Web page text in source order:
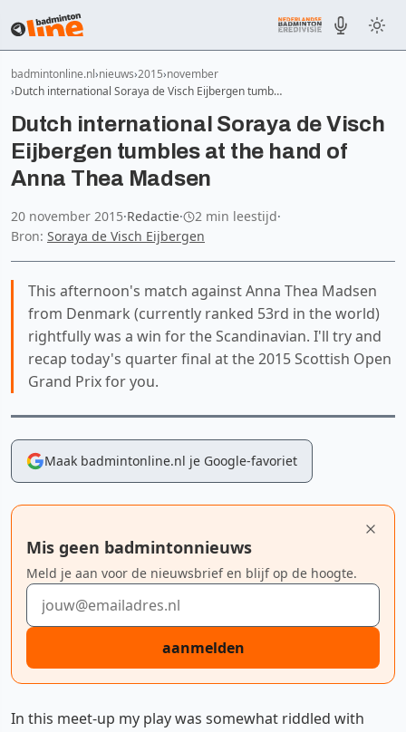
badmintonline.nl nieuws 2015 november
Dutch international Soraya de Visch Eijbergen tumb…
Dutch international Soraya de Visch
Eijbergen tumbles at the hand of
Anna Thea Madsen
20 november 2015·Redactie· 2 min leestijd·
Bron: Soraya de Visch Eijbergen
This afternoon's match against Anna Thea Madsen
from Denmark (currently ranked 53rd in the world)
rightfully was a win for the Scandinavian. I'll try and
recap today's quarter final at the 2015 Scottish Open
Grand Prix for you.
Maak badmintonline.nl je Google-favoriet
Mis geen badmintonnieuws
Meld je aan voor de nieuwsbrief en blijf op de hoogte.
E-mailadres
aanmelden
In this meet-up my play was somewhat riddled with